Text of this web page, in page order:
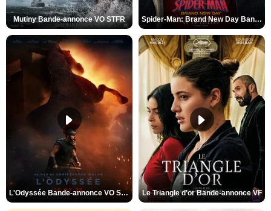
Mutiny Bande-annonce VO STFR Spider-Man: Brand New Day Bande-annonce VO STFR
L'Odyssée Bande-annonce VO STFR Le Triangle d'or Bande-annonce VF